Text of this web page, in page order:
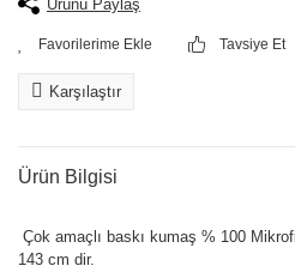
Ürünü Paylaş
Tavsiye Et
Karşılaştır
Ürün Bilgisi
Çok amaçlı baskı kumaş % 100
143 cm dir.